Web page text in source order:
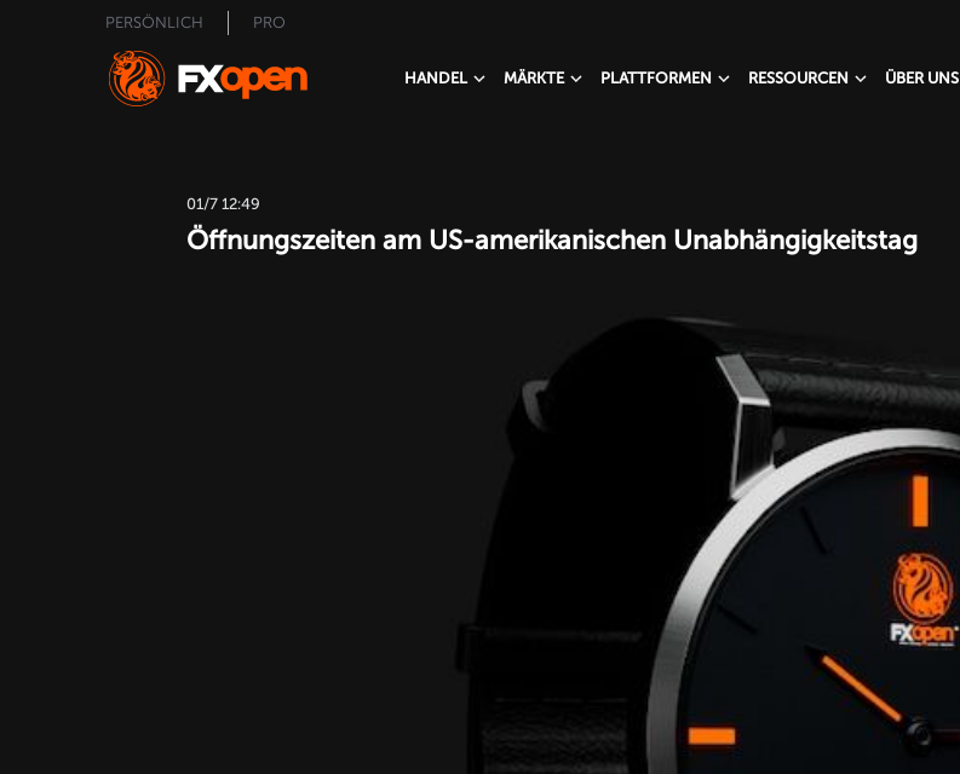
PERSÖNLICH PRO
HANDEL MÄRKTE PLATTFORMEN RESSOURCEN ÜBER UNS
01/7 12:49
Öffnungszeiten am US-amerikanischen Unabhängigkeitstag